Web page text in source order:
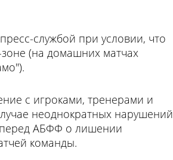
службой при условии, что
(на домашних матчах
с игроками, тренерами и
неоднократных нарушений
перед АБФФ о лишении
команды.